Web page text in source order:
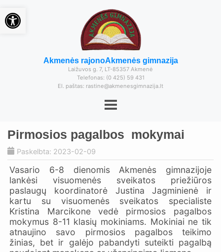
Akmenės rajonoAkmenės gimnazija
Laižuvos g. 7, LT-85357 Akmenė
Telefonas: (0 425) 59 431
El. paštas: rastine@akmenesgimnazija.lt
Pirmosios pagalbos mokymai
Paskelbta: 2023-02-09
Vasario 6-8 dienomis Akmenės gimnazijoje
lankėsi visuomenės sveikatos priežiūros
paslaugų koordinatorė Justina Jagminienė ir
kartu su visuomenės sveikatos specialiste
Kristina Marcikone vedė pirmosios pagalbos
mokymus 8-11 klasių mokiniams. Mokiniai ne tik
atnaujino savo pirmosios pagalbos teikimo
žinias, bet ir galėjo pabandyti suteikti pagalbą
Open toolbar